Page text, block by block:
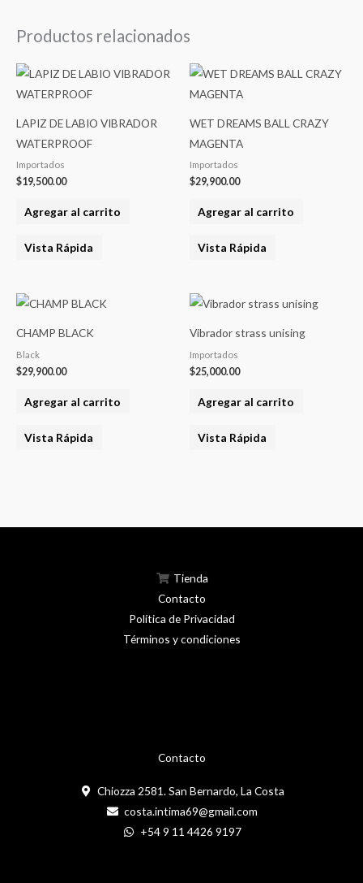
Productos relacionados
LAPIZ DE LABIO VIBRADOR
WATERPROOF
Importados
$19,500.00
Agregar al carrito
Vista Rápida
WET DREAMS BALL CRAZY
MAGENTA
Importados
$29,900.00
Agregar al carrito
Vista Rápida
CHAMP BLACK
Black
$29,900.00
Agregar al carrito
Vista Rápida
Vibrador strass unising
Importados
$25,000.00
Agregar al carrito
Vista Rápida
Contacto
Chiozza 2581. San Bernardo, La Costa
costa.intima69@gmail.com
+54 9 11 4426 9197
Tienda
Contacto
Política de Privacidad
Términos y condiciones